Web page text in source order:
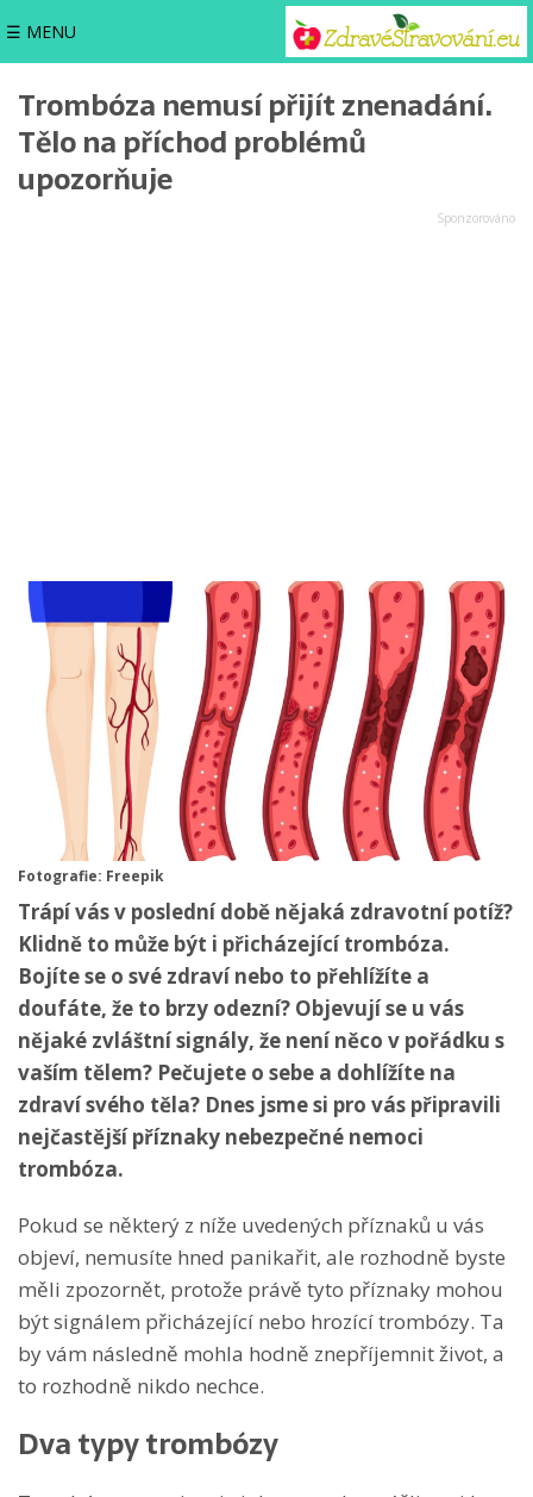
☰ MENU
Trombóza nemusí přijít znenadání.
Tělo na příchod problémů
upozorňuje
Fotografie: Freepik
Trápí vás v poslední době nějaká zdravotní potíž?
Klidně to může být i přicházející trombóza.
Bojíte se o své zdraví nebo to přehlížíte a
doufáte, že to brzy odezní? Objevují se u vás
nějaké zvláštní signály, že není něco v pořádku s
vaším tělem? Pečujete o sebe a dohlížíte na
zdraví svého těla? Dnes jsme si pro vás připravili
nejčastější příznaky nebezpečné nemoci
trombóza.
Pokud se některý z níže uvedených příznaků u vás
objeví, nemusíte hned panikařit, ale rozhodně byste
měli zpozornět, protože právě tyto příznaky mohou
být signálem přicházející nebo hrozící trombózy. Ta
by vám následně mohla hodně znepříjemnit život, a
to rozhodně nikdo nechce.
Dva typy trombózy